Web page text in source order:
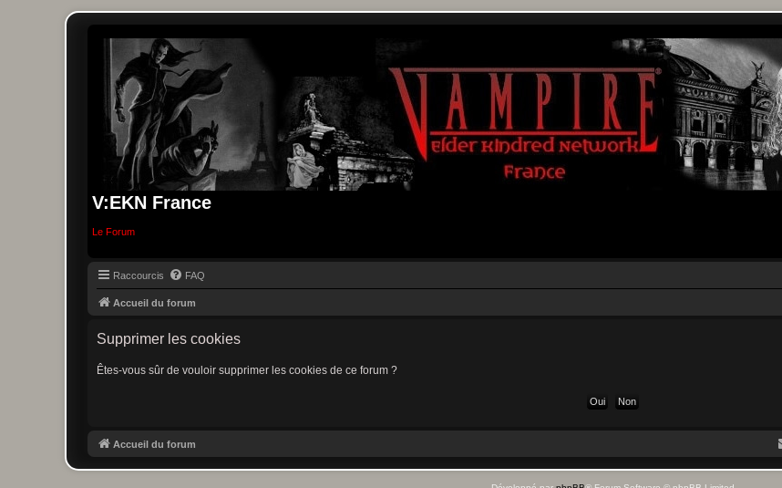
V:EKN France
Le Forum
Raccourcis FAQ
Accueil du forum
Supprimer les cookies
Êtes-vous sûr de vouloir supprimer les cookies de ce forum ?
Accueil du forum